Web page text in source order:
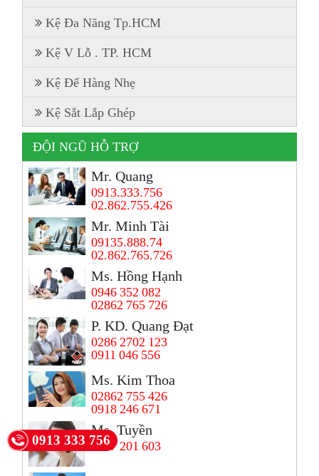
Kệ Đa Năng Tp.HCM
Kệ V Lỗ . TP. HCM
Kệ Để Hàng Nhẹ
Kệ Sắt Lắp Ghép
ĐỘI NGŨ HỖ TRỢ
Mr. Quang
0913.333.756
02.862.755.426
Mr. Minh Tài
09135.888.74
02.862.765.726
Ms. Hồng Hạnh
0946 352 082
02862 765 726
P. KD. Quang Đạt
0286 2702 123
0911 046 556
Ms. Kim Thoa
02862 755 426
0918 246 671
Ms, Tuyền
0907 201 603
0913 333 756